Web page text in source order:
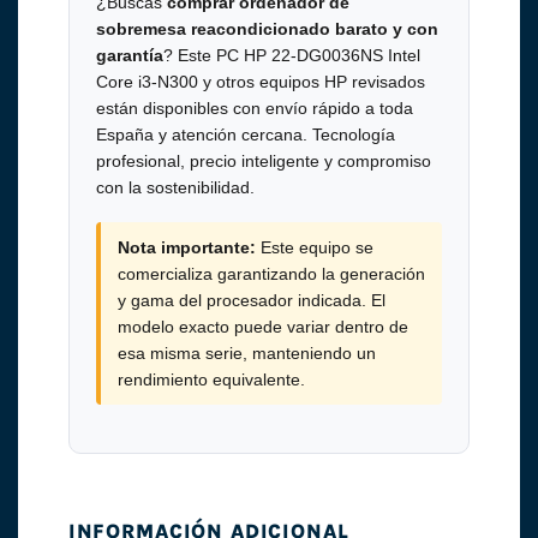
sobremesa reacondicionado barato y con
garantía? Este PC HP 22-DG0036NS Intel
Core i3-N300 y otros equipos HP revisados
están disponibles con envío rápido a toda
España y atención cercana. Tecnología
profesional, precio inteligente y compromiso
con la sostenibilidad.
Nota importante: Este equipo se
comercializa garantizando la generación
y gama del procesador indicada. El
modelo exacto puede variar dentro de
esa misma serie, manteniendo un
rendimiento equivalente.
INFORMACIÓN ADICIONAL